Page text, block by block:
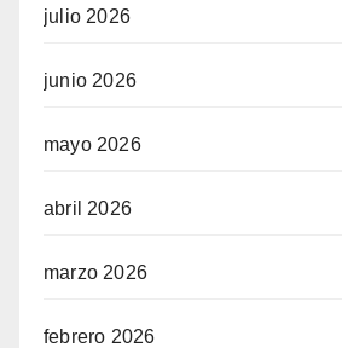
julio 2026
junio 2026
mayo 2026
abril 2026
marzo 2026
febrero 2026